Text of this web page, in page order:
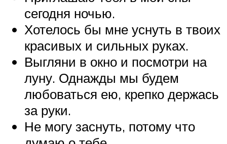
сегодня ночью.
Хотелось бы мне уснуть в твоих
красивых и сильных руках.
Выгляни в окно и посмотри на
луну. Однажды мы будем
любоваться ею, крепко держась
за руки.
Не могу заснуть, потому что